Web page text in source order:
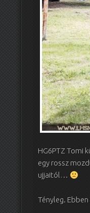
HG6PTZ Tomi
egy rossz
ujjaitól…
Tényleg.